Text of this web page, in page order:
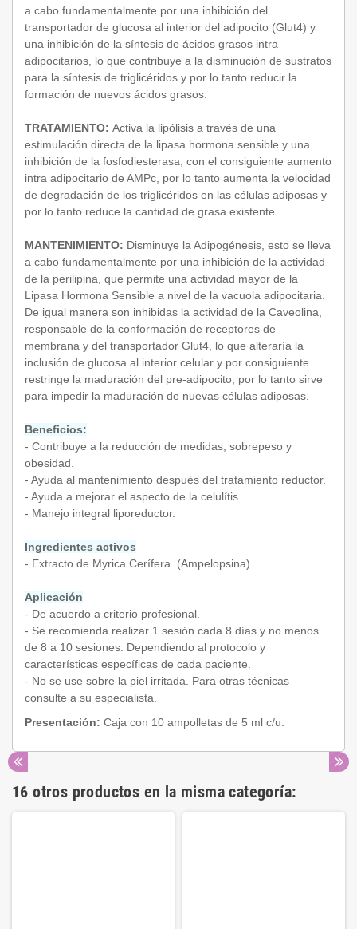
a cabo fundamentalmente por una inhibición del
transportador de glucosa al interior del adipocito (Glut4) y
una inhibición de la síntesis de ácidos grasos intra
adipocitarios, lo que contribuye a la disminución de sustratos
para la síntesis de triglicéridos y por lo tanto reducir la
formación de nuevos ácidos grasos.
TRATAMIENTO: Activa la lipólisis a través de una
estimulación directa de la lipasa hormona sensible y una
inhibición de la fosfodiesterasa, con el consiguiente aumento
intra adipocitario de AMPc, por lo tanto aumenta la velocidad
de degradación de los triglicéridos en las células adiposas y
por lo tanto reduce la cantidad de grasa existente.
MANTENIMIENTO: Disminuye la Adipogénesis, esto se lleva
a cabo fundamentalmente por una inhibición de la actividad
de la perilipina, que permite una actividad mayor de la
Lipasa Hormona Sensible a nivel de la vacuola adipocitaria.
De igual manera son inhibidas la actividad de la Caveolina,
responsable de la conformación de receptores de
membrana y del transportador Glut4, lo que alteraría la
inclusión de glucosa al interior celular y por consiguiente
restringe la maduración del pre-adipocito, por lo tanto sirve
para impedir la maduración de nuevas células adiposas.
Beneficios:
- Contribuye a la reducción de medidas, sobrepeso y
obesidad.
- Ayuda al mantenimiento después del tratamiento reductor.
- Ayuda a mejorar el aspecto de la celulítis.
- Manejo integral liporeductor.
Ingredientes activos
- Extracto de Myrica Cerífera. (Ampelopsina)
Aplicación
- De acuerdo a criterio profesional.
- Se recomienda realizar 1 sesión cada 8 días y no menos
de 8 a 10 sesiones. Dependiendo al protocolo y
características específicas de cada paciente.
- No se use sobre la piel irritada. Para otras técnicas
consulte a su especialista.
Presentación: Caja con 10 ampolletas de 5 ml c/u.
16 otros productos en la misma categoría: